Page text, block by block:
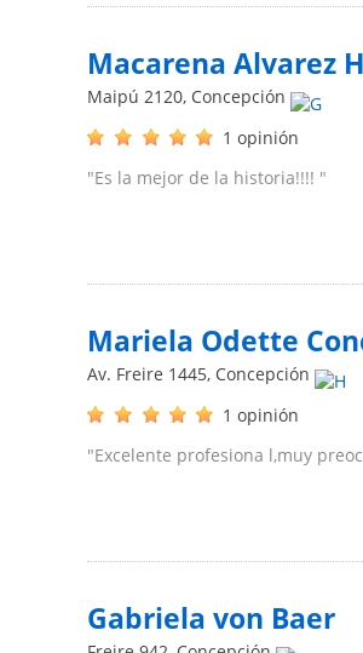
Macarena Alvarez
Maipú 2120, Concepción
1 opinión
"Es la mejor de la historia!!!! "
Mariela Odette
Av. Freire 1445, Concepción
1 opinión
"Excelente profesiona l,muy
Gabriela von Baer